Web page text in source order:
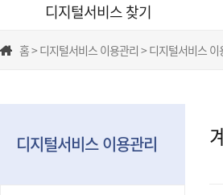
디지털서비스 찾기
홈 > 디지털서비스 이용관리 > 디지털서비스
디지털서비스 이용관리